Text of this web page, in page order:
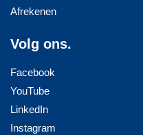
Afrekenen
Volg ons.
Facebook
YouTube
LinkedIn
Instagram